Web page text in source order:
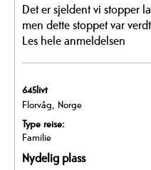
Det er sjeldent vi stopper
men dette stoppet var
Les hele anmeldelsen
645livt
Florvåg, Norge
Type reise:
Familie
Nydelig plass